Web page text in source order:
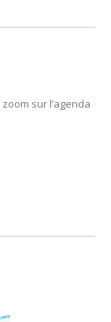
sur l’agenda